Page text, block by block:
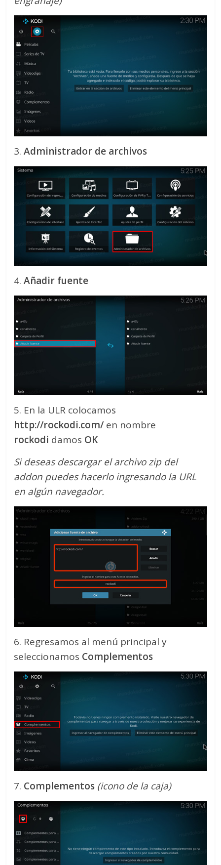
3.Administrador de archivos
4.Añadir fuente
5. En la ULR colocamos
http://rockodi.com/ en nombre
rockodi damos OK
Si deseas descargar el archivo zip del
addon puedes hacerlo ingresando la URL
en algún navegador.
6. Regresamos al menú principal y
seleccionamos Complementos
7. Complementos (icono de la caja)